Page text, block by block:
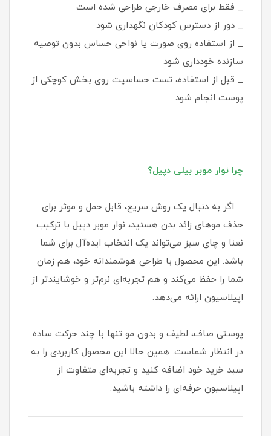
_ فقط برای مصرف خارجی طراحی شده است
_ دور از دسترس کودکان نگهداری شود
_ از استفاده روی صورت یا نواحی حساس بدون توصیه
سازنده خودداری شود
_ قبل از استفاده، تست حساسیت روی بخش کوچکی از
پوست انجام شود
چرا نوار موبر بیلی دپیل؟
اگر به دنبال یک روش سریع، قابل حمل و موثر برای
حذف موهای زائد بدن هستید، نوار موبر دپیل با ترکیب
نعنا و چای سبز می‌تواند یک انتخاب ایده‌آل برای شما
باشد. این محصول با طراحی هوشمندانه خود، هم زمان
شما را حفظ می‌کند و هم تجربه‌ای نرم‌تر و خوشایندتر از
اپیلاسیون ارائه می‌دهد.
پوستی صاف، لطیف و بدون مو تنها با چند حرکت ساده
در انتظار شماست. همین حالا این محصول کاربردی را به
سبد خرید خود اضافه کنید و تجربه‌ای متفاوت از
اپیلاسیون حرفه‌ای را داشته باشید.